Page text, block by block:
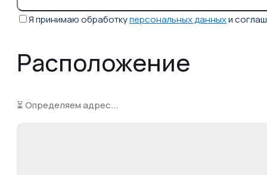
Я принимаю обработкуперсональных данныхи
Расположение
⏳ Определяем адрес...